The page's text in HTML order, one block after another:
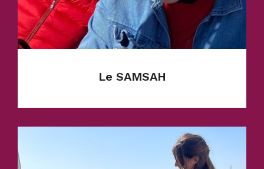
Le SAMSAH
Service créé en 2008 avec un agrément de
15 places pour adultes en situation de